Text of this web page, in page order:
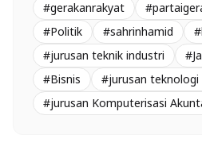
#gerakanrakyat
#Politik
#sahrinhamid
#jurusan teknik industri
#Bisnis
#jurusan teknologi
#jurusan Komputerisasi